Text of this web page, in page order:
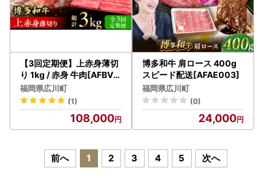
【3回定期便】上赤身薄切
り 1kg / 赤身 牛肉[AFBV0
64]
福岡県広川町
(1)
108,000
博多和牛 肩ロース 400g
スピード配送[AFAE003]
福岡県広川町
(0)
24,000
前へ 1 2 3 4 5 次へ